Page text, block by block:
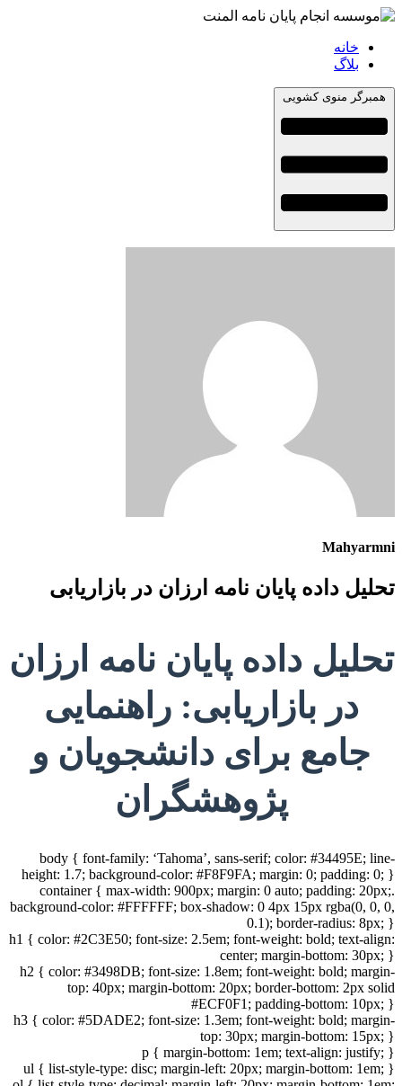
خانه
بلاگ
همبرگر منوی کشویی
Mahyarmni
تحلیل داده پایان نامه ارزان در بازاریابی
تحلیل داده پایان نامه ارزان
در بازاریابی: راهنمایی
جامع برای دانشجویان و
پژوهشگران
body { font-family: ‘Tahoma’, sans-serif; color: #34495E; line-
height: 1.7; background-color: #F8F9FA; margin: 0; padding: 0; }
.container { max-width: 900px; margin: 0 auto; padding: 20px;
background-color: #FFFFFF; box-shadow: 0 4px 15px rgba(0, 0, 0,
0.1); border-radius: 8px; }
h1 { color: #2C3E50; font-size: 2.5em; font-weight: bold; text-align:
center; margin-bottom: 30px; }
h2 { color: #3498DB; font-size: 1.8em; font-weight: bold; margin-
top: 40px; margin-bottom: 20px; border-bottom: 2px solid
#ECF0F1; padding-bottom: 10px; }
h3 { color: #5DADE2; font-size: 1.3em; font-weight: bold; margin-
top: 30px; margin-bottom: 15px; }
p { margin-bottom: 1em; text-align: justify; }
ul { list-style-type: disc; margin-left: 20px; margin-bottom: 1em; }